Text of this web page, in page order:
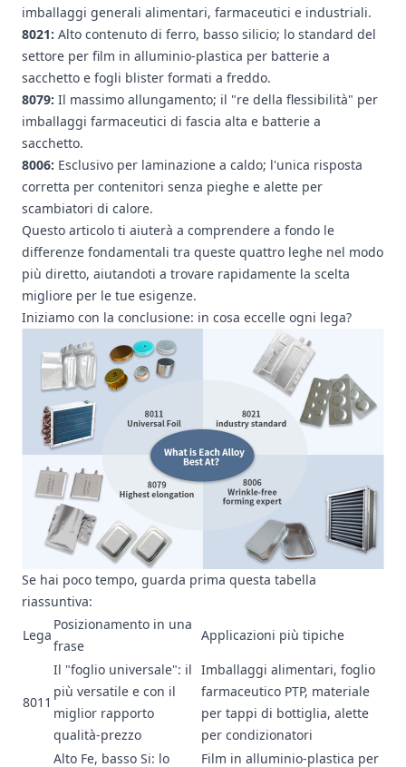
imballaggi generali alimentari, farmaceutici e industriali.
8021: Alto contenuto di ferro, basso silicio; lo standard del
settore per film in alluminio-plastica per batterie a
sacchetto e fogli blister formati a freddo.
8079: Il massimo allungamento; il "re della flessibilità" per
imballaggi farmaceutici di fascia alta e batterie a
sacchetto.
8006: Esclusivo per laminazione a caldo; l'unica risposta
corretta per contenitori senza pieghe e alette per
scambiatori di calore.
Questo articolo ti aiuterà a comprendere a fondo le
differenze fondamentali tra queste quattro leghe nel modo
più diretto, aiutandoti a trovare rapidamente la scelta
migliore per le tue esigenze.
Iniziamo con la conclusione: in cosa eccelle ogni lega?
Se hai poco tempo, guarda prima questa tabella
riassuntiva:
Lega
Posizionamento in una
frase
Applicazioni più tipiche
8011
Il "foglio universale": il
più versatile e con il
miglior rapporto
qualità-prezzo
Imballaggi alimentari, foglio
farmaceutico PTP, materiale
per tappi di bottiglia, alette
per condizionatori
Alto Fe, basso Si: lo
Film in alluminio-plastica per